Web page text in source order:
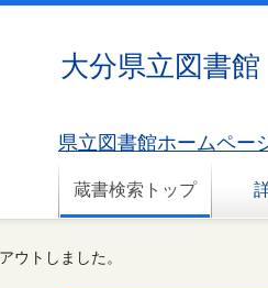
大分県立図書
県立図書館ホームペー
蔵書検索トップ
ウトしました。